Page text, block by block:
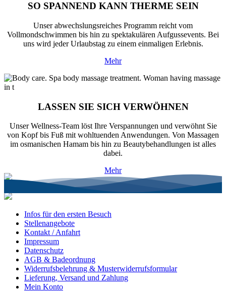
SO SPANNEND KANN THERME SEIN
Unser abwechslungsreiches Programm reicht vom
Vollmondschwimmen bis hin zu spektakulären Aufgussevents. Bei
uns wird jeder Urlaubstag zu einem einmaligen Erlebnis.
Mehr
LASSEN SIE SICH VERWÖHNEN
Unser Wellness-Team löst Ihre Verspannungen und verwöhnt Sie
von Kopf bis Fuß mit wohltuenden Anwendungen. Von Massagen
im osmanischen Hamam bis hin zu Beautybehandlungen ist alles
dabei.
Mehr
Infos für den ersten Besuch
Stellenangebote
Kontakt / Anfahrt
Impressum
Datenschutz
AGB & Badeordnung
Widerrufsbelehrung & Musterwiderrufsformular
Lieferung, Versand und Zahlung
Mein Konto